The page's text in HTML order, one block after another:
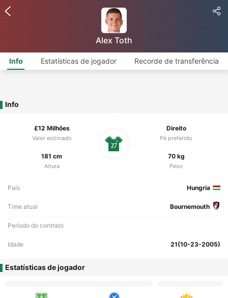
Alex Toth
Info Estatísticas de jogador Recorde de transferência
Info
£12 Milhões
Valor estimado
Direito
Pé preferido
181 cm
Altura
70 kg
Peso
27
País Hungria
Time atual Bournemouth
Período do contrato
Idade 21(10-23-2005)
Estatísticas de jogador